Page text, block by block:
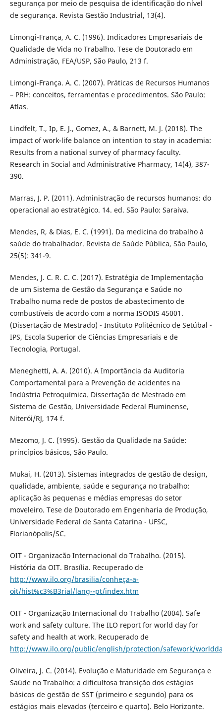
segurança por meio de pesquisa de identificação do nível
de segurança. Revista Gestão Industrial, 13(4).
Limongi-França, A. C. (1996). Indicadores Empresariais de
Qualidade de Vida no Trabalho. Tese de Doutorado em
Administração, FEA/USP, São Paulo, 213 f.
Limongi-França. A. C. (2007). Práticas de Recursos Humanos
– PRH: conceitos, ferramentas e procedimentos. São Paulo:
Atlas.
Lindfelt, T., Ip, E. J., Gomez, A., & Barnett, M. J. (2018). The
impact of work-life balance on intention to stay in academia:
Results from a national survey of pharmacy faculty.
Research in Social and Administrative Pharmacy, 14(4), 387-
390.
Marras, J. P. (2011). Administração de recursos humanos: do
operacional ao estratégico. 14. ed. São Paulo: Saraiva.
Mendes, R, & Dias, E. C. (1991). Da medicina do trabalho à
saúde do trabalhador. Revista de Saúde Pública, São Paulo,
25(5): 341-9.
Mendes, J. C. R. C. C. (2017). Estratégia de Implementação
de um Sistema de Gestão da Segurança e Saúde no
Trabalho numa rede de postos de abastecimento de
combustíveis de acordo com a norma ISODIS 45001.
(Dissertação de Mestrado) - Instituto Politécnico de Setúbal -
IPS, Escola Superior de Ciências Empresariais e de
Tecnologia, Portugal.
Meneghetti, A. A. (2010). A Importância da Auditoria
Comportamental para a Prevenção de acidentes na
Indústria Petroquímica. Dissertação de Mestrado em
Sistema de Gestão, Universidade Federal Fluminense,
Niterói/RJ, 174 f.
Mezomo, J. C. (1995). Gestão da Qualidade na Saúde:
princípios básicos, São Paulo.
Mukai, H. (2013). Sistemas integrados de gestão de design,
qualidade, ambiente, saúde e segurança no trabalho:
aplicação às pequenas e médias empresas do setor
moveleiro. Tese de Doutorado em Engenharia de Produção,
Universidade Federal de Santa Catarina - UFSC,
Florianópolis/SC.
OIT - Organizacão Internacional do Trabalho. (2015).
História da OIT. Brasília. Recuperado de
http://www.ilo.org/brasilia/conheça-a-
oit/hist%c3%B3rial/lang--pt/index.htm
OIT - Organização Internacional do Trabalho (2004). Safe
work and safety culture. The ILO report for world day for
safety and health at work. Recuperado de
http://www.ilo.org/public/english/protection/safework/
Oliveira, J. C. (2014). Evolução e Maturidade em Segurança e
Saúde no Trabalho: a dificultosa transição dos estágios
básicos de gestão de SST (primeiro e segundo) para os
estágios mais elevados (terceiro e quarto). Belo Horizonte.